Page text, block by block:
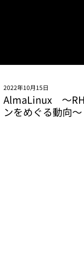
AlmaLinux 〜
ンをめぐる動向〜
2022年10月15日